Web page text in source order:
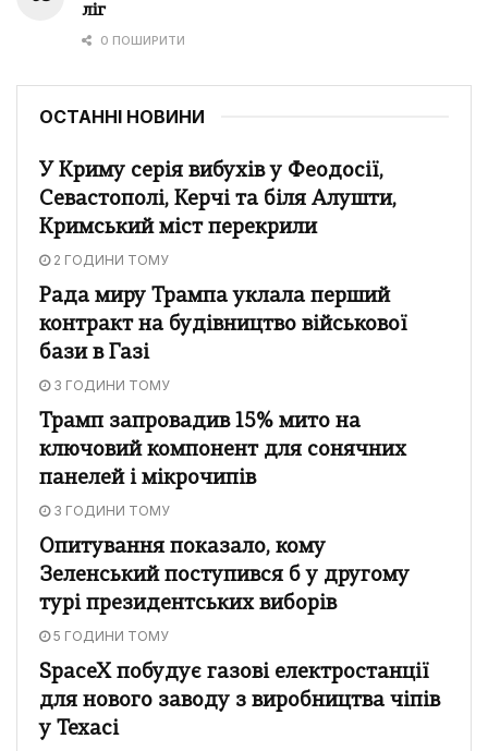
ліг
0 ПОШИРИТИ
ОСТАННІ НОВИНИ
У Криму серія вибухів у Феодосії,
Севастополі, Керчі та біля Алушти,
Кримський міст перекрили
2 ГОДИНИ ТОМУ
Рада миру Трампа уклала перший
контракт на будівництво військової
бази в Газі
3 ГОДИНИ ТОМУ
Трамп запровадив 15% мито на
ключовий компонент для сонячних
панелей і мікрочипів
3 ГОДИНИ ТОМУ
Опитування показало, кому
Зеленський поступився б у другому
турі президентських виборів
5 ГОДИНИ ТОМУ
SpaceX побудує газові електростанції
для нового заводу з виробництва чіпів
у Техасі